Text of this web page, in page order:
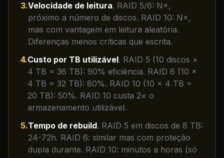
3.Velocidade de leitura. RAID 5/6: N×,
próximo a número de discos. RAID 10: N×,
mas com vantagem em leitura aleatória.
Diferenças menos críticas que escrita.
4.Custo por TB utilizável. RAID 5 (10 discos ×
4 TB = 36 TB): 90% eficiência. RAID 6 (10 ×
4 TB = 32 TB): 80%. RAID 10 (10 × 4 TB =
20 TB): 50%. RAID 10 custa 2× o
armazenamento utilizável.
5.Tempo de rebuild. RAID 5 em discos de 8 TB:
24-72h. RAID 6: similar mas com proteção
dupla durante. RAID 10: minutos a horas (só